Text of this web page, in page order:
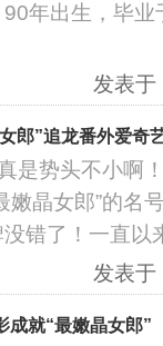
年出生，毕
发表
郎”追龙番外爱奇
是势头不小啊
嫩晶女郎”的名
错了！一直以
发表
成就“最嫩晶女郎”